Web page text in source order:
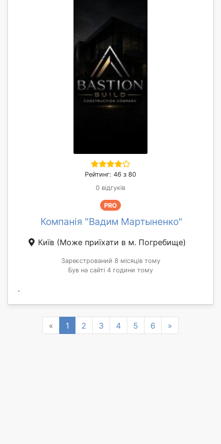
Рейтинг: 46 з 80
0 відгуків
PRO
Компанія "Вадим Мартыненко"
Київ (Може приїхати в м. Погребище)
Зареєстрований 8 місяців тому
Був на сайті 4 години тому
.
« Previous
1 2 3 4 5 6 »